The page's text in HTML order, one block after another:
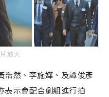
放大
浩然、李施嬅、及譚俊彥
表示會配合劇組進行拍